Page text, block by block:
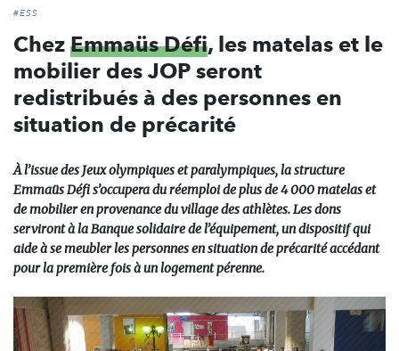
#ESS
Chez Emmaüs Défi, les matelas et le
mobilier des JOP seront
redistribués à des personnes en
situation de précarité
À l’issue des Jeux olympiques et paralympiques, la structure
Emmaüs Défi s’occupera du réemploi de plus de 4 000 matelas et
de mobilier en provenance du village des athlètes. Les dons
serviront à la Banque solidaire de l’équipement, un dispositif qui
aide à se meubler les personnes en situation de précarité accédant
pour la première fois à un logement pérenne.